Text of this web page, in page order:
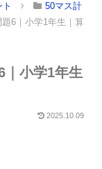
50マス計
6｜小学1年生｜算
｜小学1年生
2025.10.09